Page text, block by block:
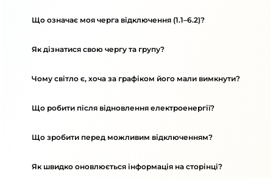
Що означає моя черга відключення (1.1–6.2)?
Як дізнатися свою чергу та групу?
Чому світло є, хоча за графіком його мали вимкнути?
Що робити після відновлення електроенергії?
Що зробити перед можливим відключенням?
Як швидко оновлюється інформація на сторінці?